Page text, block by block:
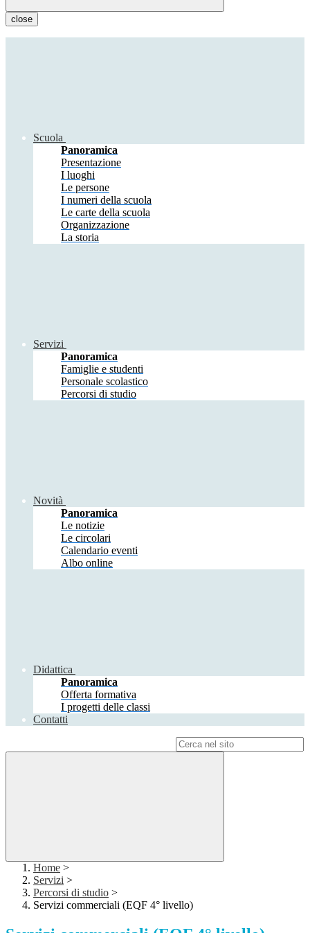
close
Scuola
Panoramica
Presentazione
I luoghi
Le persone
I numeri della scuola
Le carte della scuola
Organizzazione
La storia
Servizi
Panoramica
Famiglie e studenti
Personale scolastico
Percorsi di studio
Novità
Panoramica
Le notizie
Le circolari
Calendario eventi
Albo online
Didattica
Panoramica
Offerta formativa
I progetti delle classi
Contatti
Home >
Servizi >
Percorsi di studio >
Servizi commerciali (EQF 4° livello)